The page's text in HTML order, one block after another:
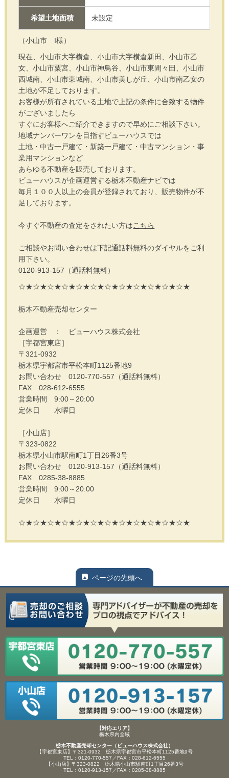
希望土地面積 未設定
（小山市 I様）
現在、小山市大字横倉、小山市大字横倉新田、小山市乙
女、小山市粟宮、小山市神鳥谷、小山市東間々田、小山市
西城南、小山市東城南、小山市美しが丘、小山市南乙女の
土地が不足しております。
お客様が所有されている土地で上記の条件に合致する物件
がございましたら
すぐにお客様へご紹介できますので早めにご相談下さい。
地域ナンバーワンを目指すビューハウスでは
土地・中古一戸建て・新築一戸建て・中古マンション・事
業用マンションなど
あらゆる不動産を販売しております。
ビューハウスが企画運営する栃木不動産ナビでは
毎月１００人以上の会員が登録されており、販売物件が不
足しております。
今すぐ不動産の査定をされたい方はこちら
ご相談やお問い合わせは下記通話料無料のダイヤルをご利
用下さい。
0120-913-157（通話料無料）
☆★☆★☆★☆★☆★☆★☆★☆★☆★☆★☆★☆★
栃木不動産売却センター
企画運営 ： ビューハウス株式会社
［宇都宮東店］
〒321-0932
栃木県宇都宮市平松本町1125番地9
お問い合わせ 0120-770-557（通話料無料）
FAX 028-612-6555
営業時間 9:00～20:00
定休日 水曜日
［小山店］
〒323-0822
栃木県小山市駅南町1丁目26番3号
お問い合わせ 0120-913-157（通話料無料）
FAX 0285-38-8885
営業時間 9:00～20:00
定休日 水曜日
☆★☆★☆★☆★☆★☆★☆★☆★☆★☆★☆★☆★
ページの先頭へ
【対応エリア】
栃木県内全域
栃木不動産売却センター（ビューハウス株式会社）
【宇都宮東店】〒321-0932 栃木県宇都宮市平松本町1125番地9号
TEL：0120-770-557／FAX：028-612-6555
【小山店】〒323-0822 栃木県小山市駅南町1丁目26番3号
TEL：0120-913-157／FAX：0285-38-8885